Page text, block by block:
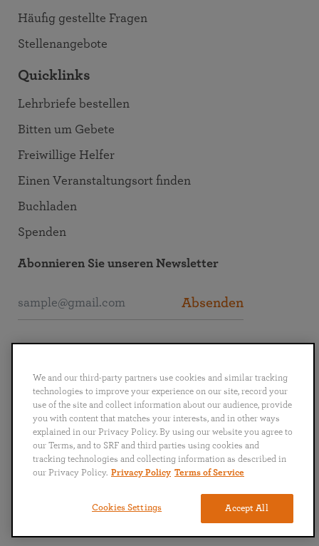
Häufig gestellte Fragen
Stellenangebote
Quicklinks
Lehrbriefe bestellen
Bitten um Gebete
Freiwillige Helfer
Einen Veranstaltungsort finden
Buchladen
Spenden
Abonnieren Sie unseren Newsletter
Absenden
English Deutsch Español Français
Italiano
Português
日本語 ไทย
Copyright © 2024 Self-Realization Fellowship. Alle Rechte vorbehalten.
We and our third-party partners use cookies and similar tracking
technologies to improve your experience on our site, record your
use of the site and collect information about our audience, provide
you with content that matches your interests, and in other ways
explained in our Privacy Policy. By using our website you agree to
our Terms, and to SRF and third parties using cookies and
tracking technologies and collecting information as described in
our Privacy Policy. Privacy Policy Terms of Service
Accept All
Cookies Settings